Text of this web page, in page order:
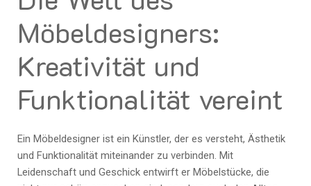
Möbeldesigners:
Kreativität und
Funktionalität vereint
Ein Möbeldesigner ist ein Künstler, der es versteht, Ästhetik
und Funktionalität miteinander zu verbinden. Mit
Leidenschaft und Geschick entwirft er Möbelstücke, die